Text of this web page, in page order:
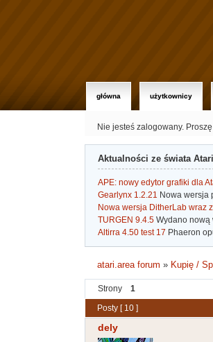
główna użytkownicy
Nie jesteś zalogowany.
Aktualności ze świata Atari
APE: nowy edytor grafiki dla
Gearlynx 1.2.21 Nowa wersja
Nowa wersja DitherLab wraz z
TURGEN 9.4.5 Wydano nową
Altirra 4.50 test 17 Phaeron
atari.area forum » Kupię /
Strony
1
Posty [ 10 ]
dely